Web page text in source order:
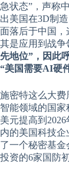
急状态”，声称
出美国在3D制
面落后于中国
其是应用到战争
先地位”，因此
“美国需要AI硬
施密特这么大费
智能领域的国家
美元提高到
内的美国科技
了一个秘密基
投资的6家国防